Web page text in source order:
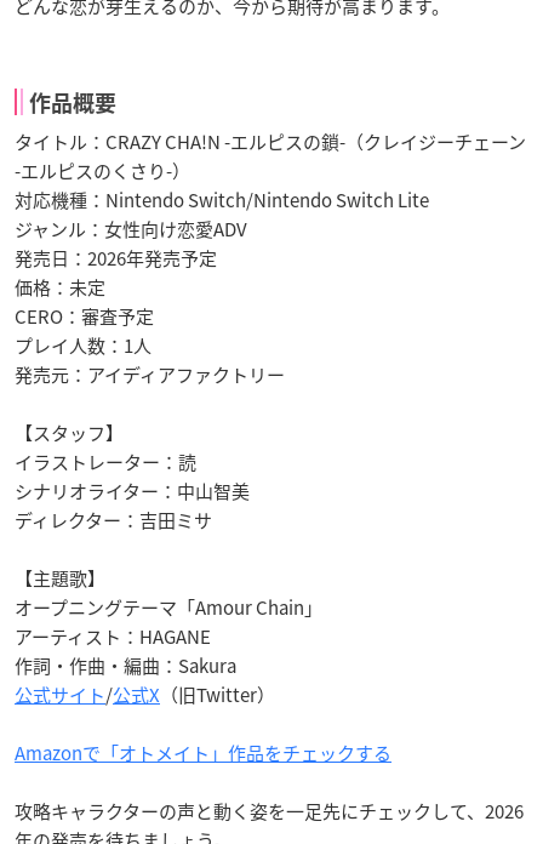
どんな恋が芽生えるのか、今から期待が高まります。
作品概要
タイトル：CRAZY CHA!N -エルピスの鎖-（クレイジーチェーン
-エルピスのくさり-）
対応機種：Nintendo Switch/Nintendo Switch Lite
ジャンル：女性向け恋愛ADV
発売日：2026年発売予定
価格：未定
CERO：審査予定
プレイ人数：1人
発売元：アイディアファクトリー
【スタッフ】
イラストレーター：読
シナリオライター：中山智美
ディレクター：吉田ミサ
【主題歌】
オープニングテーマ「Amour Chain」
アーティスト：HAGANE
作詞・作曲・編曲：Sakura
公式サイト/公式X （旧Twitter）
Amazonで「オトメイト」作品をチェックする
攻略キャラクターの声と動く姿を一足先にチェックして、2026